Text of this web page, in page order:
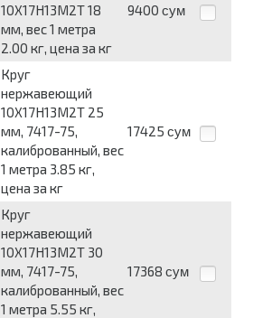
10Х17Н13М2Т 18
мм, вес 1 метра
2.00 кг, цена за кг
9400 сум
Круг
нержавеющий
10Х17Н13М2Т 25
мм, 7417-75,
калиброванный, вес
1 метра 3.85 кг,
цена за кг
17425 сум
Круг
нержавеющий
10Х17Н13М2Т 30
мм, 7417-75,
калиброванный, вес
1 метра 5.55 кг,
17368 сум